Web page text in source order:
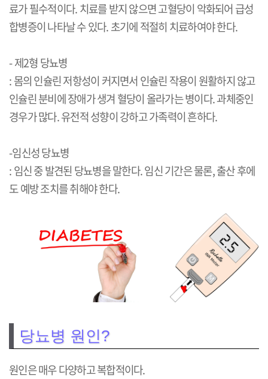
료가 필수적이다. 치료를 받지 않으면 고혈당이 악화되어 급성
합병증이 나타날 수 있다. 초기에 적절히 치료하여야 한다.
- 제2형 당뇨병
: 몸의 인슐린 저항성이 커지면서 인슐린 작용이 원활하지 않고
인슐린 분비에 장애가 생겨 혈당이 올라가는 병이다. 과체중인
경우가 많다. 유전적 성향이 강하고 가족력이 흔하다.
-임신성 당뇨병
: 임신 중 발견된 당뇨병을 말한다. 임신 기간은 물론, 출산 후에
도 예방 조치를 취해야 한다.
당뇨병 원인?
원인은 매우 다양하고 복합적이다.